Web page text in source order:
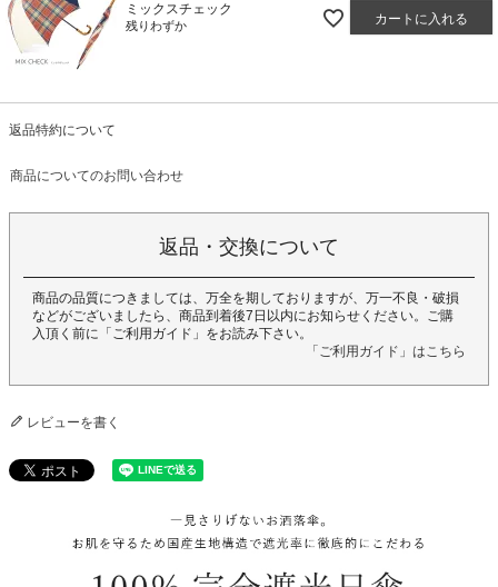
ミックスチェック
残りわずか カートに入れる
返品特約について
商品についてのお問い合わせ
返品・交換について
商品の品質につきましては、万全を期しておりますが、万一不良・破損
などがございましたら、商品到着後7日以内にお知らせください。ご購
入頂く前に「ご利用ガイド」をお読み下さい。
「ご利用ガイド」はこちら
レビューを書く